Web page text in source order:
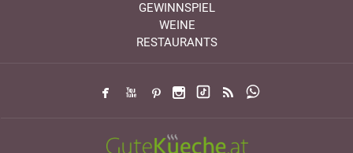
GEWINNSPIEL
WEINE
RESTAURANTS